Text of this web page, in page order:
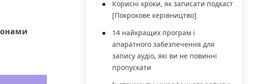
Корисні кроки, як записати подкаст
[Покрокове керівництво]
14 найкращих програм і
апаратного забезпечення для
запису аудіо, які ви не повинні
пропускати